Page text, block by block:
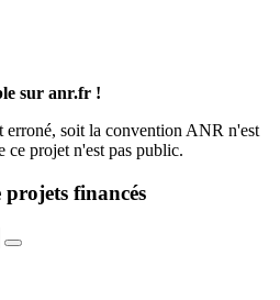
sur anr.fr !
erroné, soit la convention ANR n'est
ce projet n'est pas public.
financés